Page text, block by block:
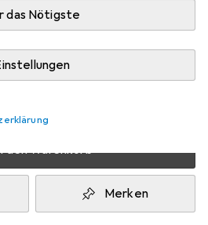
das Nötigste
Fr, 21.8. geliefert
schneller verfügbar
den Warenkorb
Merken